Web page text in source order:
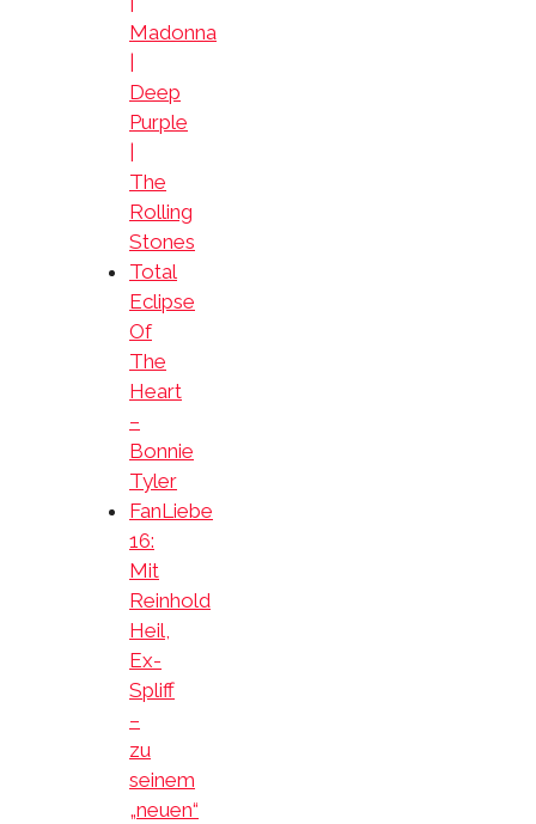
Madonna
Deep
Purple
The
Rolling
Stones
Total
Eclipse
Of
The
Heart
–
Bonnie
Tyler
FanLiebe
16:
Mit
Reinhold
Heil,
Ex-
Spliff
–
zu
seinem
„neuen“